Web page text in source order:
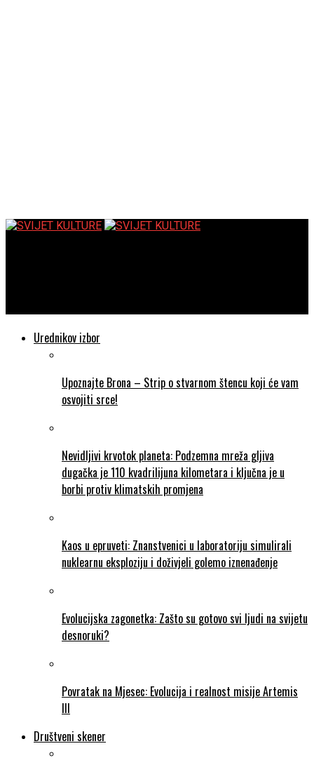
Urednikov izbor
Upoznajte Brona – Strip o stvarnom štencu koji će vam
osvojiti srce!
Nevidljivi krvotok planeta: Podzemna mreža gljiva
dugačka je 110 kvadrilijuna kilometara i ključna je u
borbi protiv klimatskih promjena
Kaos u epruveti: Znanstvenici u laboratoriju simulirali
nuklearnu eksploziju i doživjeli golemo iznenađenje
Evolucijska zagonetka: Zašto su gotovo svi ljudi na svijetu
desnoruki?
Povratak na Mjesec: Evolucija i realnost misije Artemis
III
Društveni skener